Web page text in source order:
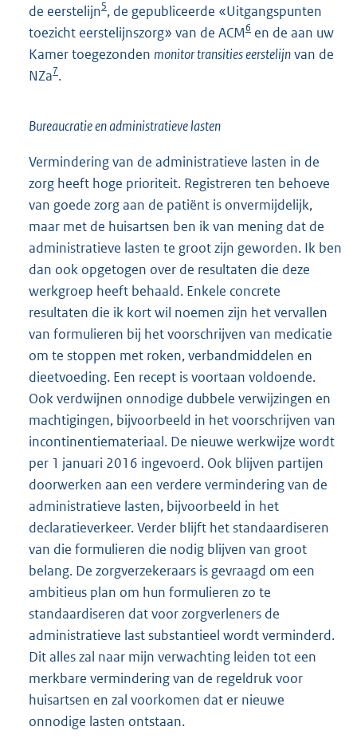
de eerstelijn5, de gepubliceerde «Uitgangspunten
toezicht eerstelijnszorg» van de ACM6 en de aan uw
Kamer toegezonden monitor transities eerstelijnvan de
NZa7.
Bureaucratie en administratieve lasten
Vermindering van de administratieve lasten in de
zorg heeft hoge prioriteit. Registreren ten behoeve
van goede zorg aan de patiënt is onvermijdelijk,
maar met de huisartsen ben ik van mening dat de
administratieve lasten te groot zijn geworden. Ik ben
dan ook opgetogen over de resultaten die deze
werkgroep heeft behaald. Enkele concrete
resultaten die ik kort wil noemen zijn het vervallen
van formulieren bij het voorschrijven van medicatie
om te stoppen met roken, verbandmiddelen en
dieetvoeding. Een recept is voortaan voldoende.
Ook verdwijnen onnodige dubbele verwijzingen en
machtigingen, bijvoorbeeld in het voorschrijven van
incontinentiemateriaal. De nieuwe werkwijze wordt
per 1 januari 2016 ingevoerd. Ook blijven partijen
doorwerken aan een verdere vermindering van de
administratieve lasten, bijvoorbeeld in het
declaratieverkeer. Verder blijft het standaardiseren
van die formulieren die nodig blijven van groot
belang. De zorgverzekeraars is gevraagd om een
ambitieus plan om hun formulieren zo te
standaardiseren dat voor zorgverleners de
administratieve last substantieel wordt verminderd.
Dit alles zal naar mijn verwachting leiden tot een
merkbare vermindering van de regeldruk voor
huisartsen en zal voorkomen dat er nieuwe
onnodige lasten ontstaan.